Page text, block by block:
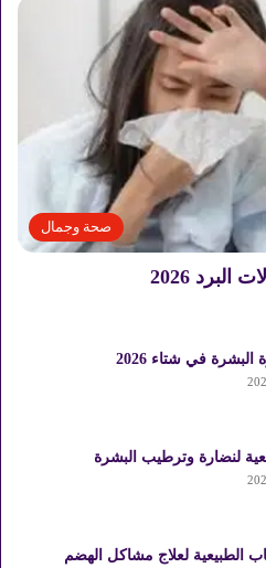
صحة وجمال
2026
في شتاء 2026
لنضارة وترطيب البشرة
الطبيعية لعلاج مشاكل الهضم